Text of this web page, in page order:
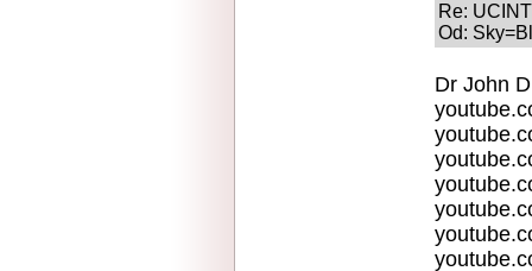
Re:
Od:
Dr John